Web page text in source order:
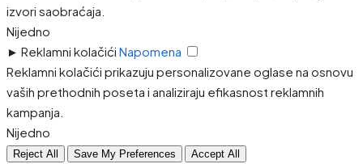
izvori saobraćaja.
Nijedno
► Reklamni kolačići Napomena
Reklamni kolačići prikazuju personalizovane oglase na osnovu
vaših prethodnih poseta i analiziraju efikasnost reklamnih
kampanja.
Nijedno
Reject All Save My Preferences Accept All